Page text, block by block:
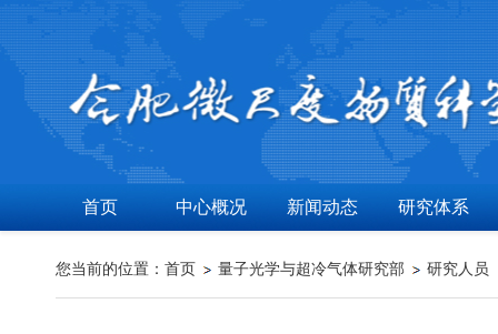
首页 中心概况 新闻动态 研究体系
您当前的位置： 首页 量子光学与超冷气体研究部 研究人员